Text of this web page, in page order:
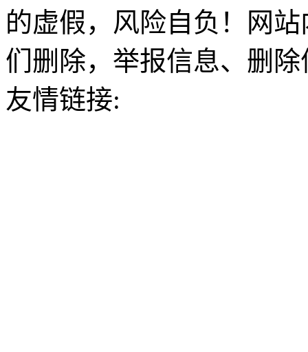
的虚假，风险自负！网
们删除，举报信息、删
友情链接: